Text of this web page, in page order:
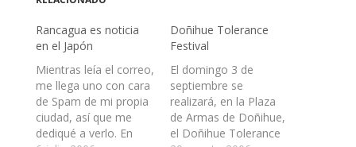
Rancagua es noticia
en el Japón
Mientras leía el correo,
me llega uno con cara
de Spam de mi propia
ciudad, así que me
dediqué a verlo. En
Doñihue Tolerance
Festival
El domingo 3 de
septiembre se
realizará, en la Plaza
de Armas de Doñihue,
el Doñihue Tolerance